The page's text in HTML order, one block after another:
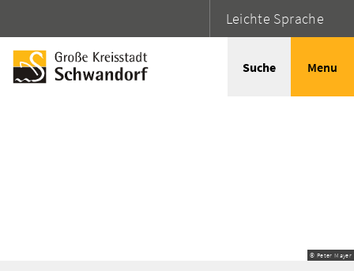
Leichte Sprache
Suche Menu
© Peter Mayer